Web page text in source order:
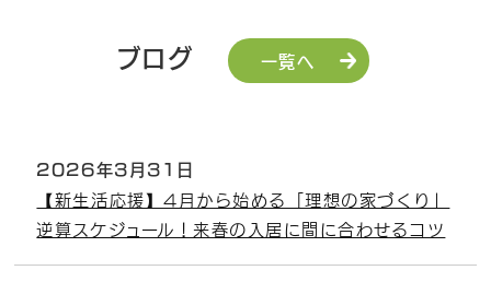
ブログ 一覧へ
2026年3月31日
【新生活応援】4月から始める「理想の家づくり」
逆算スケジュール！来春の入居に間に合わせるコツ